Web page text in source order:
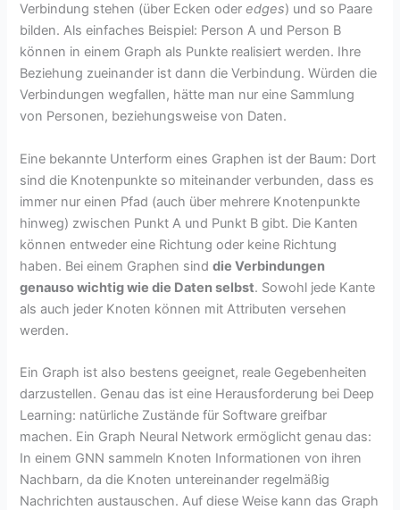
Verbindung stehen (über Ecken oderedges) und so Paare
bilden. Als einfaches Beispiel: Person A und Person B
können in einem Graph als Punkte realisiert werden. Ihre
Beziehung zueinander ist dann die Verbindung. Würden die
Verbindungen wegfallen, hätte man nur eine Sammlung
von Personen, beziehungsweise von Daten.
Eine bekannte Unterform eines Graphen ist der Baum: Dort
sind die Knotenpunkte so miteinander verbunden, dass es
immer nur einen Pfad (auch über mehrere Knotenpunkte
hinweg) zwischen Punkt A und Punkt B gibt. Die Kanten
können entweder eine Richtung oder keine Richtung
haben. Bei einem Graphen sinddie Verbindungen
genauso wichtig wie die Daten selbst. Sowohl jede Kante
als auch jeder Knoten können mit Attributen versehen
werden.
Ein Graph ist also bestens geeignet, reale Gegebenheiten
darzustellen. Genau das ist eine Herausforderung bei Deep
Learning: natürliche Zustände für Software greifbar
machen. Ein Graph Neural Network ermöglicht genau das:
In einem GNN sammeln Knoten Informationen von ihren
Nachbarn, da die Knoten untereinander regelmäßig
Nachrichten austauschen. Auf diese Weise kann das Graph